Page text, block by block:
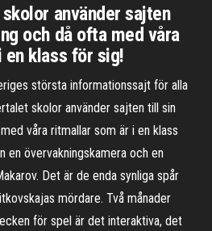
använder sajten
och då ofta med våra
klass för sig!
största informationssajt för alla
skolor använder sajten till sin
våra ritmallar som är i en klass
en övervakningskamera och en
Det är de enda synliga spår
mördare. Två månader
för spel är det interaktiva, det